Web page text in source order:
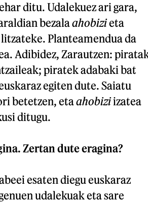
ditu. Udalekuez ari gara,
bezalaahobizieta
Planteamendua da
Adibidez, Zarautzen:
piratek adabaki bat
egiten dute. Saiatu
betetzen, etaahobiziizatea
ditugu.
Zertan dute eragina?
esaten diegu euskaraz
udalekuak eta sare